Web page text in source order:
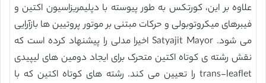
علاوه بر این، کورتکس به طور پیوسته با دپلیمریزاسیون اکتین و
فیبرهای میکروتوبولی و حرکات مبتنی بر موتور پروتیین ها بازآرایی
می شود. Satyajit Mayor اخیرا مدلی را پیشنهاد کرده است که
نقش رشته ی کوتاه اکتین متحرک برای ایجاد دومین های لیپیدی
trans-leaflet را تعیین می کند. رشته های کوتاه اکتین که با